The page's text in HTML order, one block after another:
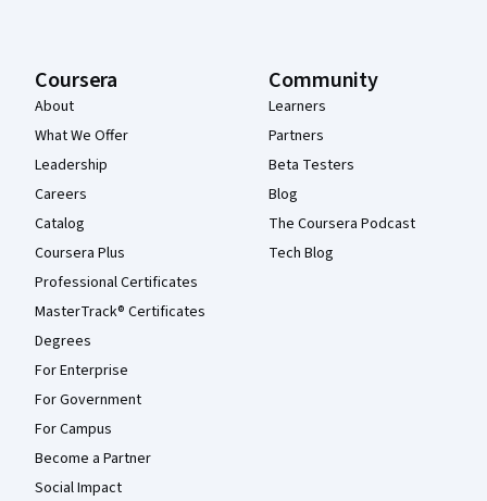
Coursera
About
What We Offer
Leadership
Careers
Catalog
Coursera Plus
Professional Certificates
MasterTrack® Certificates
Degrees
For Enterprise
For Government
For Campus
Become a Partner
Social Impact
Community
Learners
Partners
Beta Testers
Blog
The Coursera Podcast
Tech Blog